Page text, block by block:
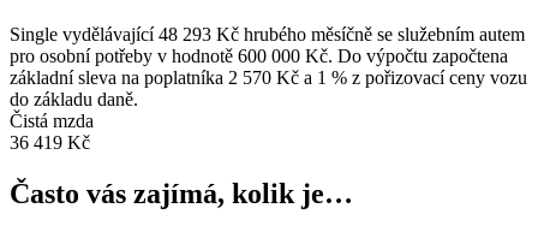
Single vydělávající 48 293 Kč hrubého měsíčně se služebním autem
pro osobní potřeby v hodnotě 600 000 Kč. Do výpočtu započtena
základní sleva na poplatníka 2 570 Kč a 1 % z pořizovací ceny vozu
do základu daně.
Čistá mzda
36 419 Kč
Často vás zajímá, kolik je…